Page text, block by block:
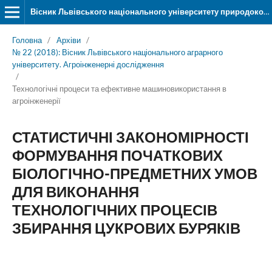
Вісник Львівського національного університету природокористування. Серія «Агроінженерні дослідження»
Головна / Архіви /
№ 22 (2018): Вісник Львівського національного аграрного
університету. Агроінженерні дослідження
/
Технологічні процеси та ефективне машиновикористання в
агроінженерії
СТАТИСТИЧНІ ЗАКОНОМІРНОСТІ
ФОРМУВАННЯ ПОЧАТКОВИХ
БІОЛОГІЧНО-ПРЕДМЕТНИХ УМОВ
ДЛЯ ВИКОНАННЯ
ТЕХНОЛОГІЧНИХ ПРОЦЕСІВ
ЗБИРАННЯ ЦУКРОВИХ БУРЯКІВ